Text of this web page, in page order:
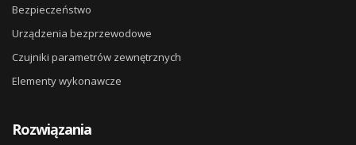
Bezpieczeństwo
Urządzenia bezprzewodowe
Czujniki parametrów zewnętrznych
Elementy wykonawcze
Rozwiązania